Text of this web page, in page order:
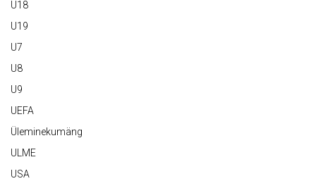
U18
U19
U7
U8
U9
UEFA
Üleminekumäng
ULME
USA